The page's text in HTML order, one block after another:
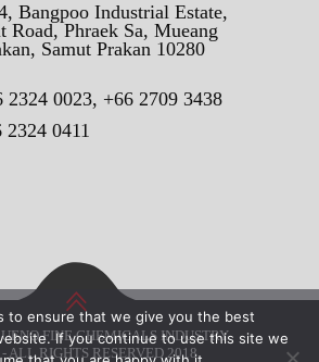
Bangpoo Industrial Estate,
Road, Phraek Sa, Mueang
Samut Prakan 10280
0023, +66 2709 3438
0411
FINE CHEMICALS INDUSTRY
- ALL RIGHTS RESERVED 2018
to ensure that we give you the best
If you continue to use this site we